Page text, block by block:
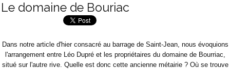
Le domaine de Bouriac
Dans notre article d'hier consacré au barrage de Saint-Jean, nous évoquions
l'arrangement entre Léo Dupré et les propriétaires du domaine de Bourriac,
situé sur l'autre rive. Quelle est donc cette ancienne métairie ? Où se trouve